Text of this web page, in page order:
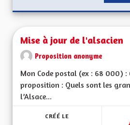
Mise à jour de l'alsacien
Proposition anonyme
Mon Code postal (ex : 68 000) :
proposition : Quels sont les
l’Alsace...
CRÉÉ LE